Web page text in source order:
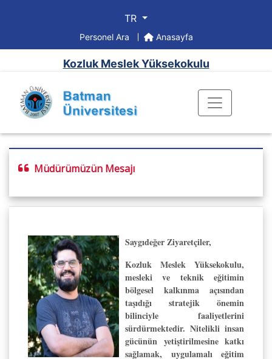
TR
Personel Ara Anasayfa
Kozluk Meslek Yüksekokulu
Müdürümüzün Mesajı
Saygıdeğer Ziyaretçiler,
Kozluk Meslek Yüksekokulu,
mesleki ve teknik eğitimin
bölgesel kalkınma açısından
taşıdığı stratejik önemin
bilinciyle faaliyetlerini
sürdürmektedir. Nitelikli insan
gücünün yetiştirilmesine katkı
sağlamak, uygulamalı eğitim